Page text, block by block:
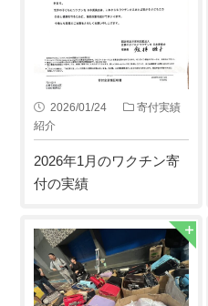
2026/01/24
寄付実績
紹介
2026年1月のワクチン寄
付の実績